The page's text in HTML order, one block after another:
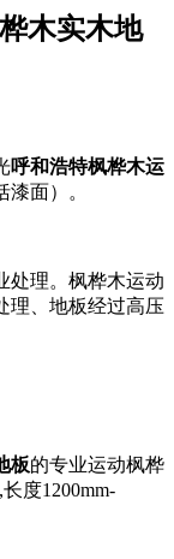
木实木地
呼和浩特枫桦木运
面）。
处理。枫桦木运动
理、地板经过高压
板的专业运动枫桦
度1200mm-